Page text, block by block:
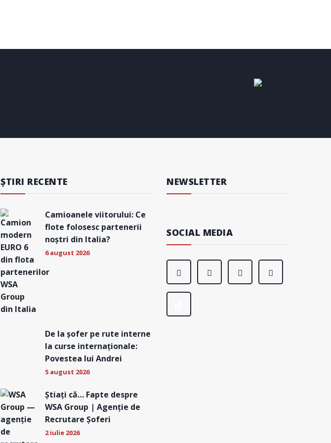
ȘTIRI RECENTE
Camioanele viitorului: Ce
flote folosesc partenerii
noștri din Italia?
6 august 2026
De la șofer pe rute interne
la curse internaționale:
Povestea lui Andrei
5 august 2026
Știați că… Fapte despre
WSA Group | Agenție de
Recrutare Șoferi
2 iulie 2026
NEWSLETTER
SOCIAL MEDIA